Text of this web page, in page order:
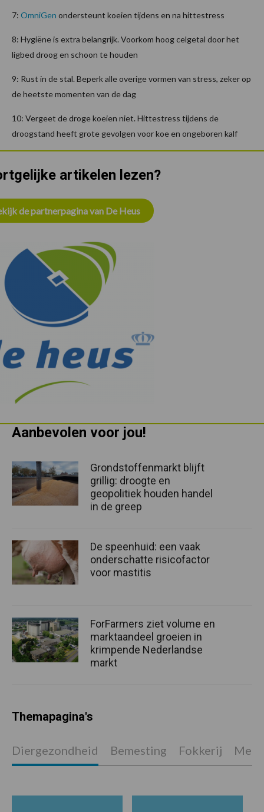
7: OmniGen ondersteunt koeien tijdens en na hittestress
8: Hygiëne is extra belangrijk. Voorkom hoog celgetal door het
ligbed droog en schoon te houden
9: Rust in de stal. Beperk alle overige vormen van stress, zeker op
de heetste momenten van de dag
10: Vergeet de droge koeien niet. Hittestress tijdens de
droogstand heeft grote gevolgen voor koe en ongeboren kalf
artikelen lezen?
de partnerpagina van De Heus
Aanbevolen voor jou!
Grondstoffenmarkt blijft
grillig: droogte en
geopolitiek houden handel
in de greep
De speenhuid: een vaak
onderschatte risicofactor
voor mastitis
ForFarmers ziet volume en
marktaandeel groeien in
krimpende Nederlandse
markt
Themapagina's
Diergezondheid Bemesting Fokkerij